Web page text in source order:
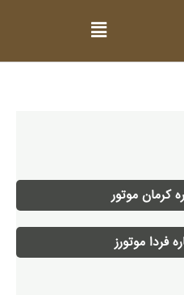
کرمان موتور
فردا موتورز